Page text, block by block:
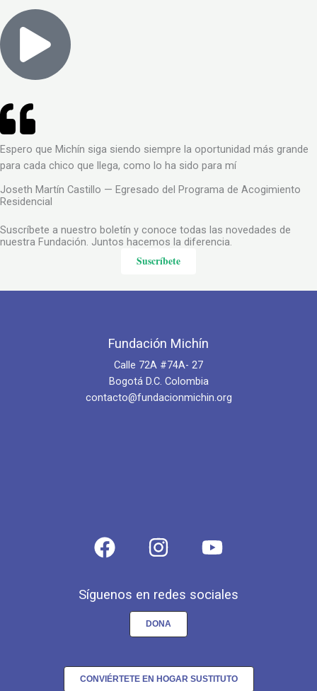
Espero que Michín siga siendo siempre la oportunidad más grande
para cada chico que llega, como lo ha sido para mí
Joseth Martín Castillo — Egresado del Programa de Acogimiento
Residencial
Suscríbete a nuestro boletín y conoce todas las novedades de
nuestra Fundación. Juntos hacemos la diferencia.
Suscríbete
Fundación Michín
Calle 72A #74A- 27
Bogotá D.C. Colombia
contacto@fundacionmichin.org
Síguenos en redes sociales
DONA
CONVIÉRTETE EN HOGAR SUSTITUTO